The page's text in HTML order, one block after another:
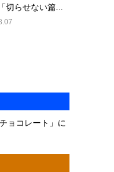
切らせない篇...
ョコレート」に